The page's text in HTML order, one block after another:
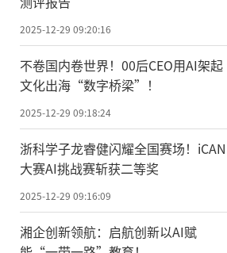
2025-12-29 09:20:16
不卷国内卷世界！00后CEO用AI架起
文化出海“数字桥梁”！
2025-12-29 09:18:24
浙科学子龙睿健闪耀全国赛场！iCAN
大赛AI挑战赛斩获二等奖
2025-12-29 09:16:09
湘企创新领航：启航创新以AI赋